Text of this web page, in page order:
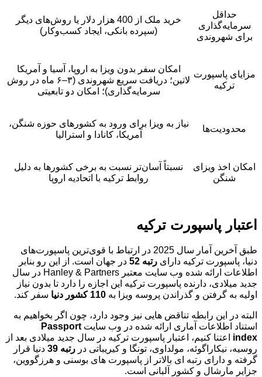
حداقل
سرمایه‌گذاری
برای شهروندی
خرید ملک از 400 هزار دلار یا روش‌های دیگر
(سپرده بانکی، ایجاد کسب‌وکار)
مزایای پاسپورت
ترکیه
امکان سفر بدون ویزا به اروپا، آسیا و آمریکا
لاتین؛ دریافت سریع شهروندی (۳–۶ ماه در روش
سرمایه‌گذاری)؛ امکان دو تابعیتی
محدودیت‌ها
نیاز به ویزا برای ورود به کشورهای حوزه شنگن،
آمریکا، کانادا و استرالیا
امکان اخذ ویزای
شنگن
نسبتاً آسان‌تر نسبت به برخی کشورها به دلیل
روابط ترکیه با اتحادیه اروپا
اعتبار پاسپورت ترکیه
طبق آخرین آمار سال 2025 در ارتباط با قوی‌ترین پاسپورت‌های
دنیا، پاسپورت ترکیه دارای رتبه 52
در جهان است. از این رو بنابر
اطلاعات ارائه شده وب سایت معتبر Hanley & Partners در سال
جدید میلادی، دارنده پاسپورت ترکیه این اجازه را دارد تا بدون نیاز
اولیه به گرفتن و گذراندن پروسه ویزا به 110 کشور دنیا سفر کند.
البته در این رابطه تناقض هایی نیز وجود دارد، چون اگر بخواهیم به
استناد اطلاعات آماری ارائه شده در وب سایتPassport
index
اعتنا کنیم، اعتبار پاسپورت ترکیه در سال جدید میلادی بعد از
روسیه، نیکاراگوئه، مولداوی، تونگا و کیریباتی در رتبه 39
دنیا قرار
گرفته و دارای رتبه ای بالاتر از پاسپورت های بوسنی و هرزگووین،
جزایر مارشال و کشور آلبانی است.